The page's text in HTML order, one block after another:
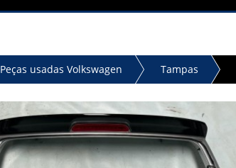
Peças usadas Volkswagen Tampas